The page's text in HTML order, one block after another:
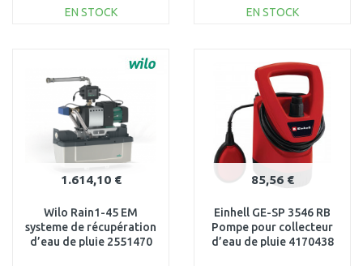
EN STOCK
Au comparatif
EN STOCK
Au comparatif
1.614,10 €
Wilo Rain1-45 EM
systeme de récupération
d’eau de pluie 2551470
85,56 €
Einhell GE-SP 3546 RB
Pompe pour collecteur
d’eau de pluie 4170438